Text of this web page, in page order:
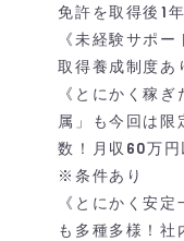
免許を取得後1
《未経験サポ
取得養成制度あ
《とにかく稼
属」も今回は限
数！月収60万円
※条件あり
《とにかく安
も多種多様！社